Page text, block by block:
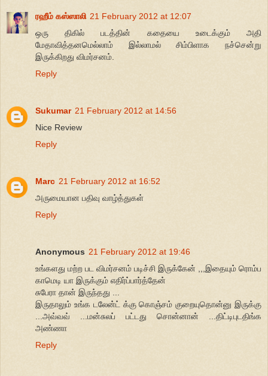
ரஹீம் கஸ்ஸாலி 21 February 2012 at 12:07
ஒரு திகில் படத்தின் கதையை உடைக்கும் அதி
மேதாவித்தனமெல்லாம் இல்லாமல் சிம்பிளாக நச்சென்று
இருக்கிறது விமர்சனம்.
Reply
Sukumar 21 February 2012 at 14:56
Nice Review
Reply
Marc 21 February 2012 at 16:52
அருமையான பதிவு வாழ்த்துகள்
Reply
Anonymous 21 February 2012 at 19:46
உங்களது மற்ற பட விமர்சனம் படிச்சி இருக்கேன் ,,,இதையும் ரொம்ப
காமெடி யா இருக்கும் எதிர்ப்பார்த்தேன்
சுபேரா தான் இருந்தது ...
இருதாலும் உங்க டலேன்ட் க்கு கொஞ்சம் குறையுதொன்னு இருக்கு
...அவ்வவ் ...மன்சுலப் பட்டது சொன்னான் ...திட்டிபுடதிங்க
அண்ணா
Reply